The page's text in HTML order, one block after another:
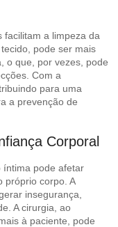
facilitam a limpeza da
pode ser mais
o que, por vezes, pode
Com a
para uma
a prevenção de
Corporal
íntima pode afetar
próprio corpo. A
insegurança,
A cirurgia, ao
à paciente, pode